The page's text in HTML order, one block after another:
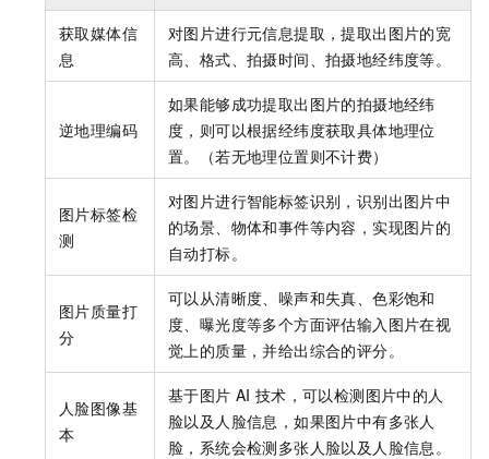
获取媒体信
息
对图片进行元信息提取，提取出图片的宽
高、格式、拍摄时间、拍摄地经纬度等。
逆地理编码
如果能够成功提取出图片的拍摄地经纬
度，则可以根据经纬度获取具体地理位
置。（若无地理位置则不计费）
图片标签检
测
对图片进行智能标签识别，识别出图片中
的场景、物体和事件等内容，实现图片的
自动打标。
图片质量打
分
可以从清晰度、噪声和失真、色彩饱和
度、曝光度等多个方面评估输入图片在视
觉上的质量，并给出综合的评分。
人脸图像基
本
基于图片 AI 技术，可以检测图片中的人
脸以及人脸信息，如果图片中有多张人
脸，系统会检测多张人脸以及人脸信息。